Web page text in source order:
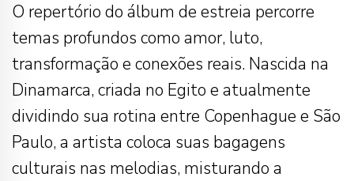
O repertório do álbum de estreia percorre
temas profundos como amor, luto,
transformação e conexões reais. Nascida na
Dinamarca, criada no Egito e atualmente
dividindo sua rotina entre Copenhague e São
Paulo, a artista coloca suas bagagens
culturais nas melodias, misturando a